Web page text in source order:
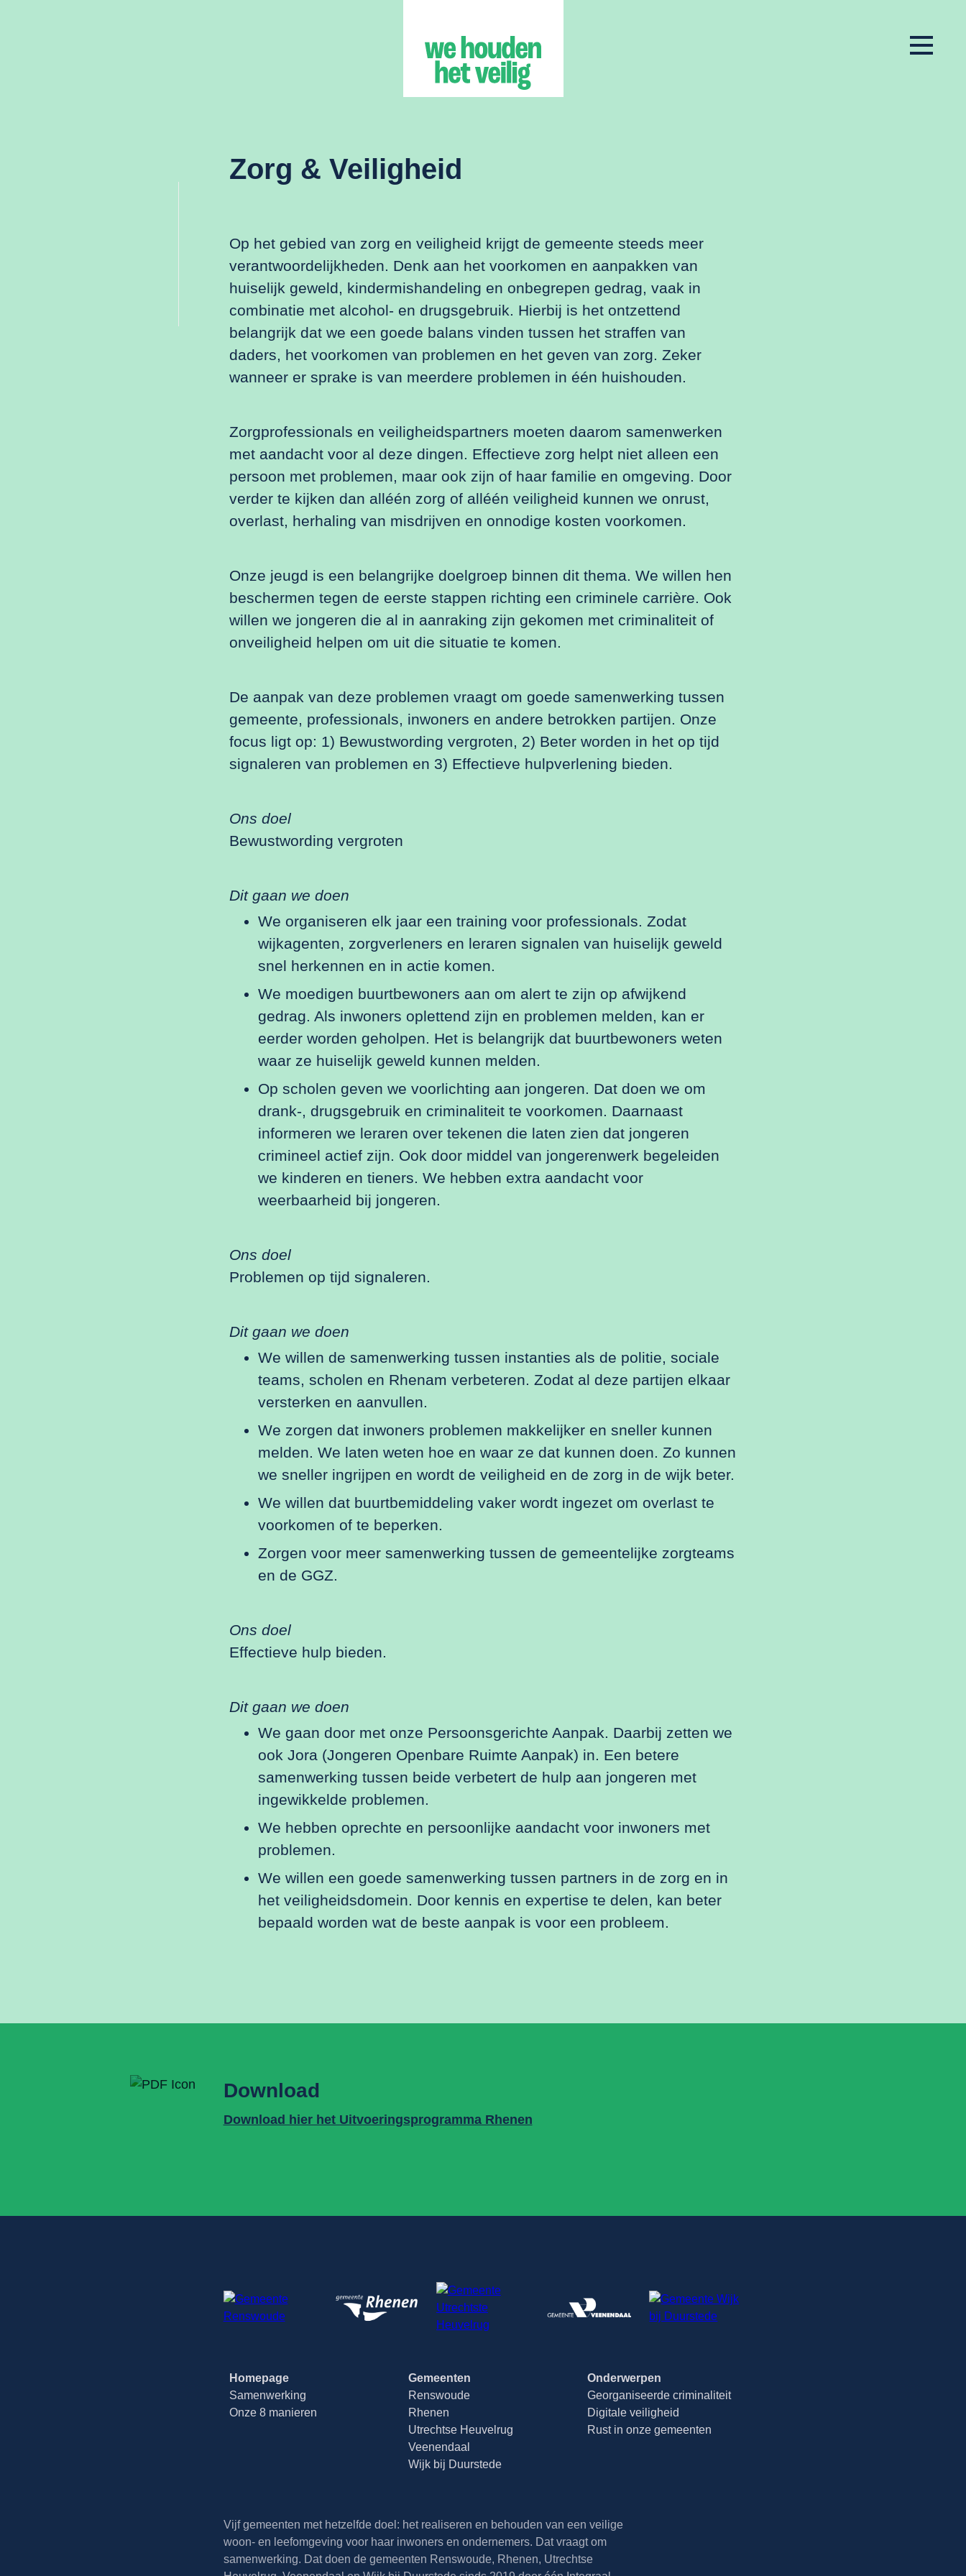
Zorg & Veiligheid
Op het gebied van zorg en veiligheid krijgt de gemeente steeds meer
verantwoordelijkheden. Denk aan het voorkomen en aanpakken van
huiselijk geweld, kindermishandeling en onbegrepen gedrag, vaak in
combinatie met alcohol- en drugsgebruik. Hierbij is het ontzettend
belangrijk dat we een goede balans vinden tussen het straffen van
daders, het voorkomen van problemen en het geven van zorg. Zeker
wanneer er sprake is van meerdere problemen in één huishouden.
Zorgprofessionals en veiligheidspartners moeten daarom samenwerken
met aandacht voor al deze dingen. Effectieve zorg helpt niet alleen een
persoon met problemen, maar ook zijn of haar familie en omgeving. Door
verder te kijken dan alléén zorg of alléén veiligheid kunnen we onrust,
overlast, herhaling van misdrijven en onnodige kosten voorkomen.
Onze jeugd is een belangrijke doelgroep binnen dit thema. We willen hen
beschermen tegen de eerste stappen richting een criminele carrière. Ook
willen we jongeren die al in aanraking zijn gekomen met criminaliteit of
onveiligheid helpen om uit die situatie te komen.
De aanpak van deze problemen vraagt om goede samenwerking tussen
gemeente, professionals, inwoners en andere betrokken partijen. Onze
focus ligt op: 1) Bewustwording vergroten, 2) Beter worden in het op tijd
signaleren van problemen en 3) Effectieve hulpverlening bieden.
Ons doel
Bewustwording vergroten
Dit gaan we doen
We organiseren elk jaar een training voor professionals. Zodat
wijkagenten, zorgverleners en leraren signalen van huiselijk geweld
snel herkennen en in actie komen.
We moedigen buurtbewoners aan om alert te zijn op afwijkend
gedrag. Als inwoners oplettend zijn en problemen melden, kan er
eerder worden geholpen. Het is belangrijk dat buurtbewoners weten
waar ze huiselijk geweld kunnen melden.
Op scholen geven we voorlichting aan jongeren. Dat doen we om
drank-, drugsgebruik en criminaliteit te voorkomen. Daarnaast
informeren we leraren over tekenen die laten zien dat jongeren
crimineel actief zijn. Ook door middel van jongerenwerk begeleiden
we kinderen en tieners. We hebben extra aandacht voor
weerbaarheid bij jongeren.
Ons doel
Problemen op tijd signaleren.
Dit gaan we doen
We willen de samenwerking tussen instanties als de politie, sociale
teams, scholen en Rhenam verbeteren. Zodat al deze partijen elkaar
versterken en aanvullen.
We zorgen dat inwoners problemen makkelijker en sneller kunnen
melden. We laten weten hoe en waar ze dat kunnen doen. Zo kunnen
we sneller ingrijpen en wordt de veiligheid en de zorg in de wijk beter.
We willen dat buurtbemiddeling vaker wordt ingezet om overlast te
voorkomen of te beperken.
Zorgen voor meer samenwerking tussen de gemeentelijke zorgteams
en de GGZ.
Ons doel
Effectieve hulp bieden.
Dit gaan we doen
We gaan door met onze Persoonsgerichte Aanpak. Daarbij zetten we
ook Jora (Jongeren Openbare Ruimte Aanpak) in. Een betere
samenwerking tussen beide verbetert de hulp aan jongeren met
ingewikkelde problemen.
We hebben oprechte en persoonlijke aandacht voor inwoners met
problemen.
We willen een goede samenwerking tussen partners in de zorg en in
het veiligheidsdomein. Door kennis en expertise te delen, kan beter
bepaald worden wat de beste aanpak is voor een probleem.
Download
Download hier het Uitvoeringsprogramma Rhenen
Homepage
Samenwerking
Onze 8 manieren
Gemeenten
Renswoude
Rhenen
Utrechtse Heuvelrug
Veenendaal
Wijk bij Duurstede
Onderwerpen
Georganiseerde criminaliteit
Digitale veiligheid
Rust in onze gemeenten
Vijf gemeenten met hetzelfde doel: het realiseren en behouden van een veilige
woon- en leefomgeving voor haar inwoners en ondernemers. Dat vraagt om
samenwerking. Dat doen de gemeenten Renswoude, Rhenen, Utrechtse